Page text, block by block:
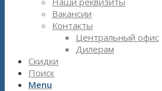
Вакансии
Контакты
Центральный офис
Дилерам
Скидки
Поиск
Menu